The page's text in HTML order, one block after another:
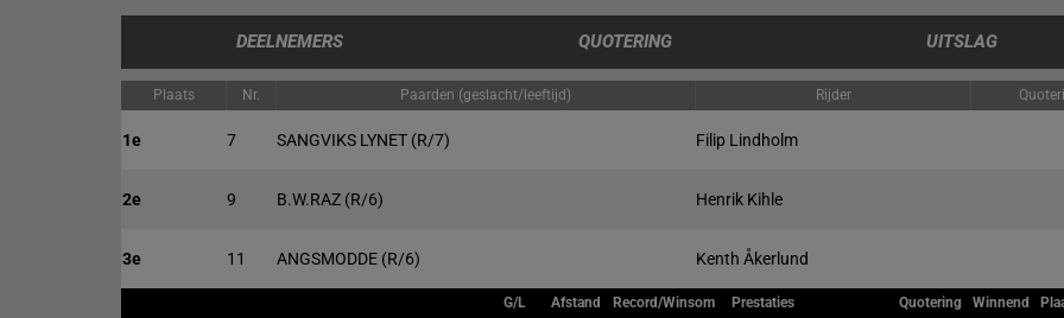
DEELNEMERS QUOTERING UITSLAG
Plaats Nr. Paarden (geslacht/leeftijd) Rijder
1e 7 SANGVIKS LYNET (R/7) Filip Lindholm
2e 9 B.W.RAZ (R/6) Henrik Kihle
3e 11 ANGSMODDE (R/6) Kenth Åkerlund
G/L Afstand Record/Winsom Prestaties Quotering Winnend